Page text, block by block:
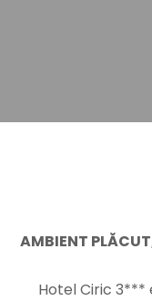
AMBIENT
Hotel Ciric 3***